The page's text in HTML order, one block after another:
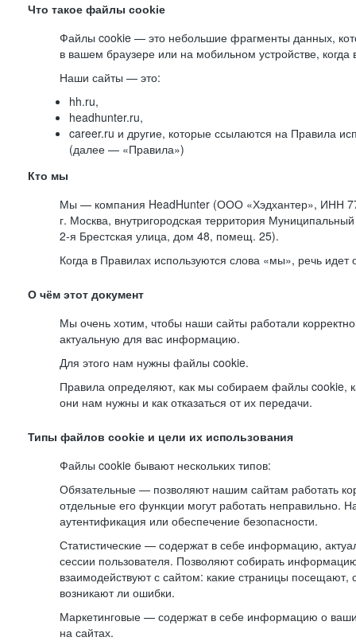
Что такое файлы cookie
Файлы cookie — это небольшие фрагменты данных,
в вашем браузере или на мобильном устройстве,
Наши сайты — это:
hh.ru,
headhunter.ru,
career.ru и другие, которые ссылаются на Правила
(далее — «Правила»)
Кто мы
Мы — компания HeadHunter (ООО «Хэдхантер», ИНН
г. Москва, внутригородская территория Муниципальный
2-я Брестская улица, дом 48, помещ. 25).
Когда в Правилах используются слова «мы», речь
О чём этот документ
Мы очень хотим, чтобы наши сайты работали
актуальную для вас информацию.
Для этого нам нужны файлы cookie.
Правила определяют, как мы собираем файлы cookie,
они нам нужны и как отказаться от их передачи.
Типы файлов cookie и цели их использования
Файлы cookie бывают нескольких типов:
Обязательные — позволяют нашим сайтам работать
отдельные его функции могут работать неправильно.
аутентификация или обеспечение безопасности.
Статистические — содержат в себе информацию,
сессии пользователя. Позволяют собирать
взаимодействуют с сайтом: какие страницы посещают,
возникают ли ошибки.
Маркетинговые — содержат в себе информацию о
на сайтах.